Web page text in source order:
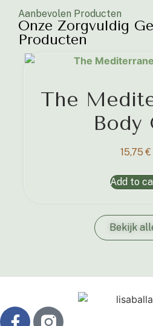
Aanbevolen Producten
Onze Zorgvuldig
Producten
The
Body
15,75€
Add to
Bekijk